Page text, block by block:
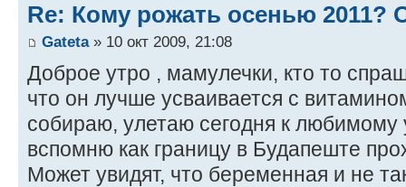
Re: Кому рожать осенью 2011?
Gateta» 10 окт 2009, 21:08
Доброе утро , мамулечки, кто то
что он лучше усваивается с
собираю, улетаю сегодня к
вспомню как границу в Будапеште
Может увидят, что беременная и не